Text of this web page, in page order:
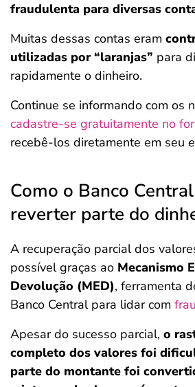
fraudulenta para diversas
Muitas dessas contas eram
utilizadas por “laranjas” para
rapidamente o dinheiro.
Continue se informando com os
cadastre-se gratuitamente no
recebê-los diretamente em seu
Como o Banco
reverter parte do
A recuperação parcial dos
possível graças ao Mecanismo
Devolução (MED), ferramenta
Banco Central para lidar com
Apesar do sucesso parcial, o
completo dos valores foi
parte do montante foi